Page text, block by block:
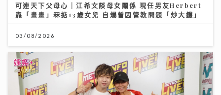
可連天下父母心｜江希文談母女關係 現任男友Herbert
靠「畫畫」冧掂13歲女兒 自爆曾因管教問題「炒大鑊」
03/08/2026